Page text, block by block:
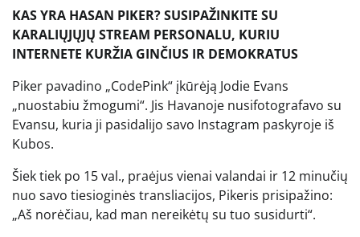
KAS YRA HASAN PIKER? SUSIPAŽINKITE SU
KARALIŲJŲJŲ STREAM PERSONALU, KURIU
INTERNETE KURŽIA GINČIUS IR DEMOKRATUS
Piker pavadino „CodePink“ įkūrėją Jodie Evans
„nuostabiu žmogumi“. Jis Havanoje nusifotografavo su
Evansu, kuria ji pasidalijo savo Instagram paskyroje iš
Kubos.
Šiek tiek po 15 val., praėjus vienai valandai ir 12 minučių
nuo savo tiesioginės transliacijos, Pikeris prisipažino:
„Aš norėčiau, kad man nereikėtų su tuo susidurti“.